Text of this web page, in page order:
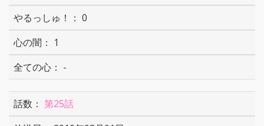
0
1
-
第25話